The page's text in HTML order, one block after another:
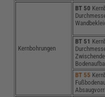
Kernbohrungen
BT 50
BT 51
BT 55